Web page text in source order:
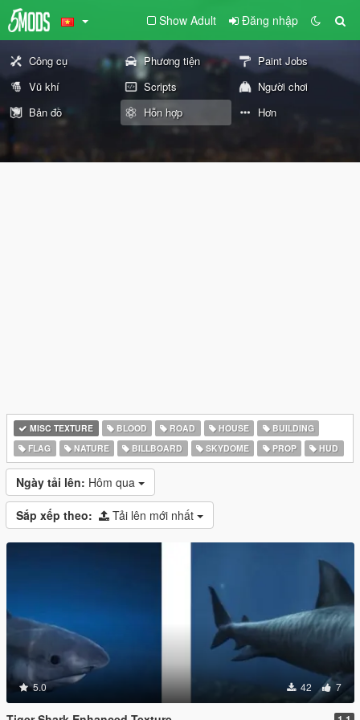
Show Adult Đăng nhập
Công cụ Phương tiện
Paint Jobs
Vũ khí
Scripts
Người chơi
Bản đồ
Hỗn hợp Hơn
MISC TEXTURE BLOOD ROAD HOUSE
BUILDING
FLAG
NATURE BILLBOARD SKYDOME PROP HUD
Ngày tải lên: Hôm qua
Sắp xếp theo: Tải lên mới nhất
5.0 42 7